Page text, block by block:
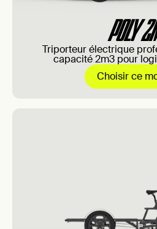
POLY
Triporteur électrique
capacité 2m3 pour
Choisir ce